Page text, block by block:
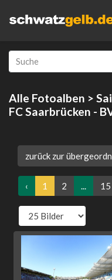
Alle Fotoalben >
FC Saarbrücken -
zurück zur
‹ 1 2 ... 15